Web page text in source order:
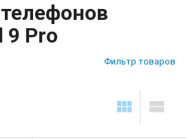
9 Pro
Фильтр товаров